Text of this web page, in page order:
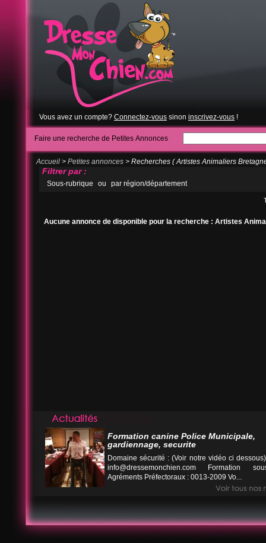
Vous avez un compte? Connectez-vous sinon inscrivez-vous !
Faire une recherche de Petites Annonces
Accueil > Petites annonces > Recherches ( Artistes Animaliers
Filtrer par :
Sous-rubrique ou par région/département
Aucune annonce de disponible pour la recherche : Artistes
Formation canine Police Municipale,
gardiennage, securite
Domaine sécurité : (Voir notre vidéo ci
info@dressemonchien.com Formation
Agréments Préfectoraux : 0013-2009 Vo...